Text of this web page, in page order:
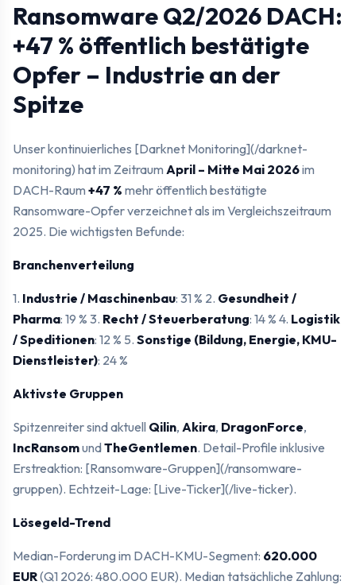
Ransomware Q2/2026 DACH:
+47 % öffentlich bestätigte
Opfer – Industrie an der
Spitze
Unser kontinuierliches [Darknet Monitoring](/darknet-
monitoring) hat im Zeitraum April – Mitte Mai 2026im
DACH-Raum +47 % mehr öffentlich bestätigte
Ransomware-Opfer verzeichnet als im Vergleichszeitraum
2025. Die wichtigsten Befunde:
Branchenverteilung
1. Industrie / Maschinenbau: 31 % 2. Gesundheit /
Pharma: 19 % 3. Recht / Steuerberatung: 14 % 4. Logistik
/ Speditionen: 12 % 5. Sonstige (Bildung, Energie, KMU-
Dienstleister): 24 %
Aktivste Gruppen
Spitzenreiter sind aktuell Qilin, Akira, DragonForce,
IncRansomundTheGentlemen. Detail-Profile inklusive
Erstreaktion: [Ransomware-Gruppen](/ransomware-
gruppen). Echtzeit-Lage: [Live-Ticker](/live-ticker).
Lösegeld-Trend
Median-Forderung im DACH-KMU-Segment: 620.000
EUR(Q1 2026: 480.000 EUR). Median tatsächliche Zahlung: